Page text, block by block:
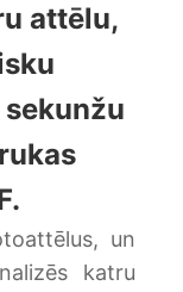
attēlu,
un
katru